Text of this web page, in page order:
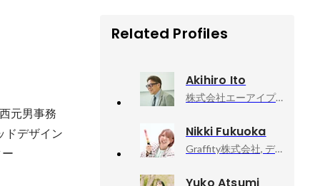
元男事務
ドデザイン
Related Profiles
Akihiro Ito
株式会社エーアイプロダクション, 代表取締役インタビュアー
Nikki Fukuoka
Graffity株式会社, デザイナー